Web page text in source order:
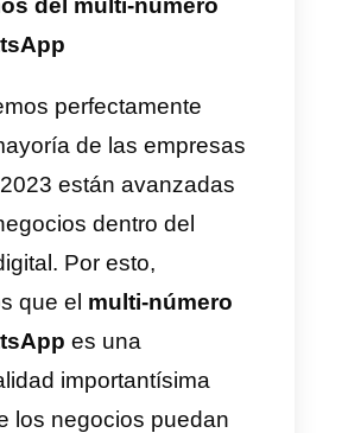
Entre este tipo de
tenemos a Callbell
este tipo de
parausar varias
de WhatsApp en un
una serie de